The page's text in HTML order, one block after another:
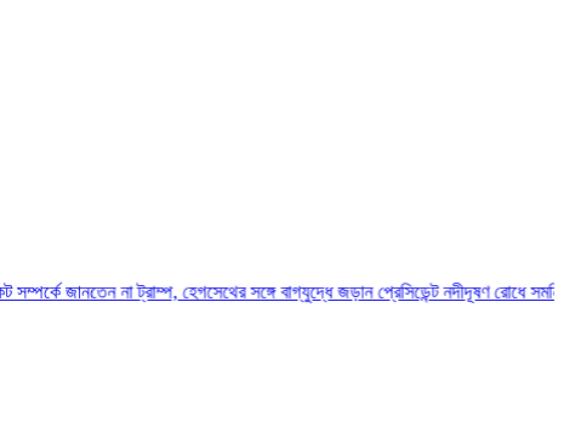
না ট্রাম্প, হেগসেথের সঙ্গে বাগ্‌যুদ্ধে জড়ান প্রেসিডেন্টনদীদূষণ রোধে সমন্বিত পদক্ষেপ